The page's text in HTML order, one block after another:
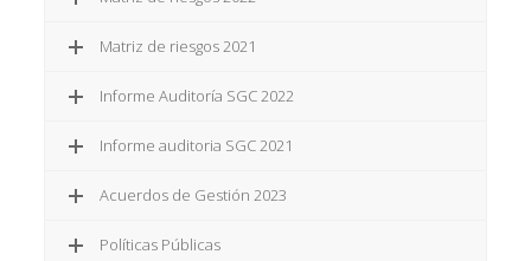
Matriz de riesgos 2021
Informe Auditoría SGC 2022
Informe auditoria SGC 2021
Acuerdos de Gestión 2023
Políticas Públicas